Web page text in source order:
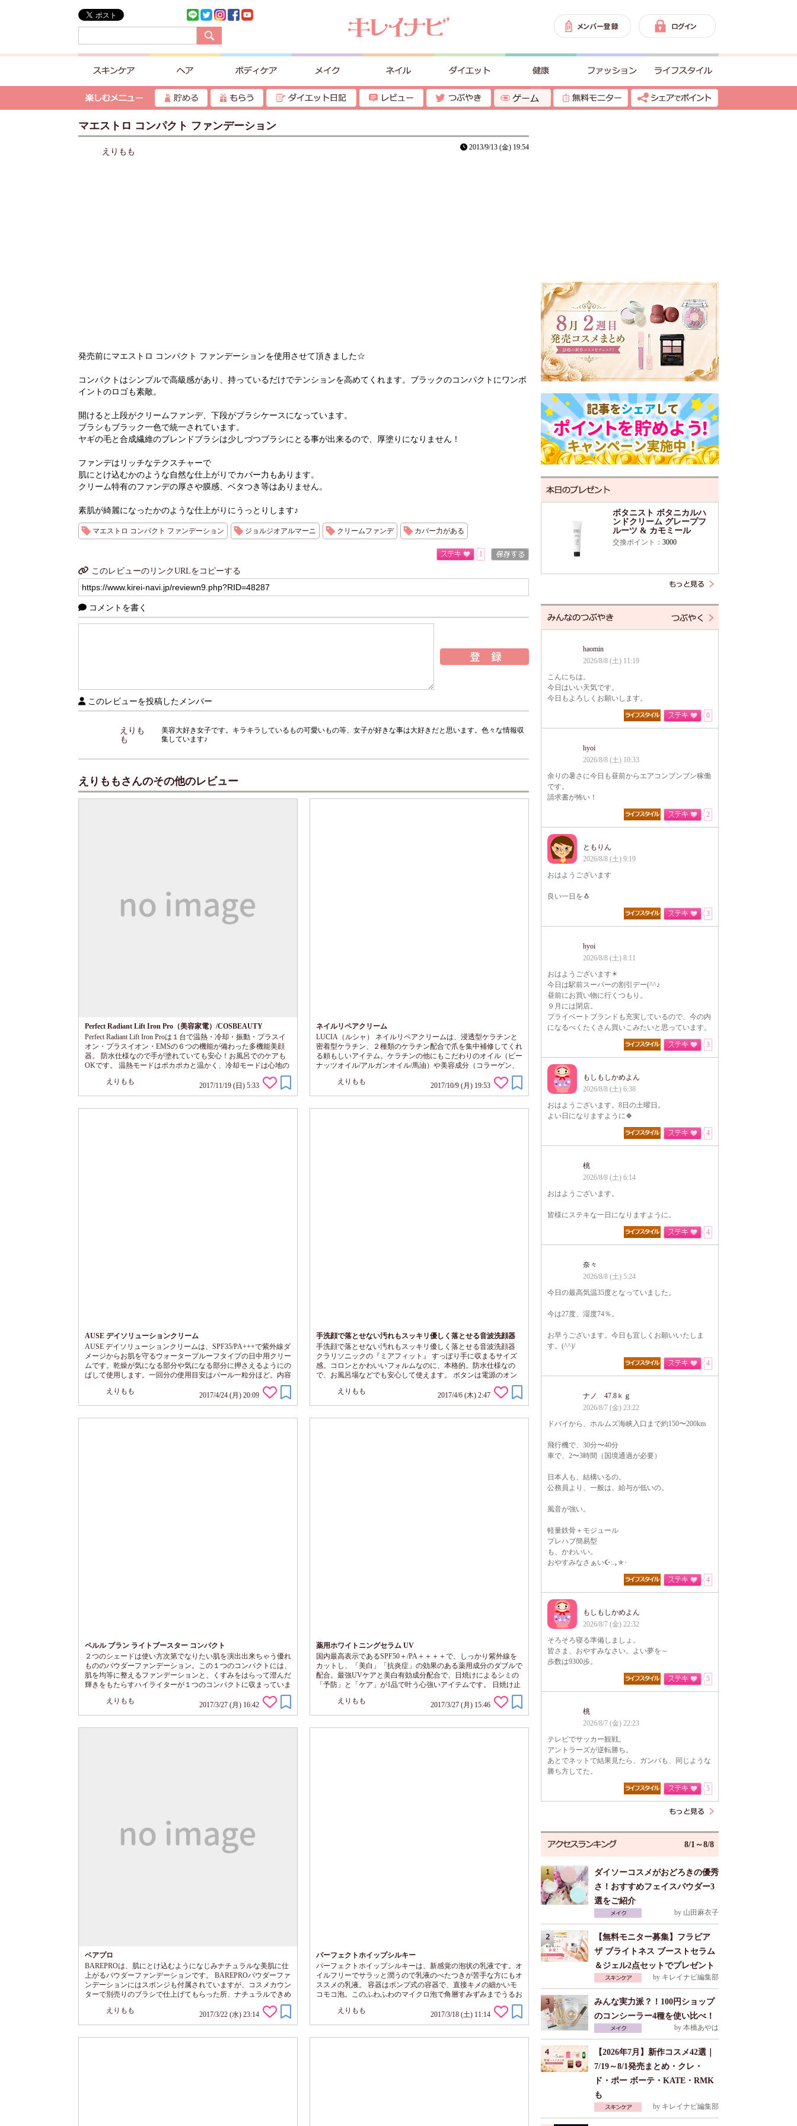
マエストロ コンパクト ファンデーション
えりもも 2013/9/13 (金) 19:54
発売前にマエストロ コンパクト ファンデーションを使用させて頂きました☆
コンパクトはシンプルで高級感があり、持っているだけでテンションを高めてくれます。ブラックのコンパクトにワンポ
イントのロゴも素敵。
開けると上段がクリームファンデ、下段がブラシケースになっています。
ブラシもブラック一色で統一されています。
ヤギの毛と合成繊維のブレンドブラシは少しづつブラシにとる事が出来るので、厚塗りになりません！
ファンデはリッチなテクスチャーで
肌にとけ込むかのような自然な仕上がりでカバー力もあります。
クリーム特有のファンデの厚さや膜感、ベタつき等はありません。
素肌が綺麗になったかのような仕上がりにうっとりします♪
マエストロ コンパクト ファンデーション ジョルジオアルマーニ クリームファンデ カバー力がある
1
このレビューのリンクURLをコピーする
コメントを書く
このレビューを投稿したメンバー
えりも
も
美容大好き女子です。キラキラしているもの可愛いもの等、女子が好きな事は大好きだと思います。色々な情報収
集しています♪
えりももさんのその他のレビュー
Perfect Radiant Lift Iron Pro（美容家電）/COSBEAUTY
Perfect Radiant Lift Iron Proは１台で温熱・冷却・振動・プラスイ
オン・プラスイオン・EMSの６つの機能が備わった多機能美顔
器。 防水仕様なので手が塗れていても安心！お風呂でのケアも
OKです。 温熱モードはポカポカと温かく、冷却モードは心地の
いいヒンヤリ感。 振動やEMSは肌に心地のいい刺激を与え、イ
オン導出入の効果により普段の洗顔では落としきれない汚れを除
去したり美容成分の浸透をサポートしてくれます。 エステより
えりもも 2017/11/19 (日) 5:33
ネイルリペアクリーム
LUCIA（ルシャ） ネイルリペアクリームは、浸透型ケラチンと
密着型ケラチン、２種類のケラチン配合で爪を集中補修してくれ
る頼もしいアイテム。ケラチンの他にもこだわりのオイル（ピー
ナッツオイル/アルガンオイル/馬油）や美容成分（コラーゲン、
レチノール）も配合されています。 現在、ジェルネイルをして
いる私は、爪の根元と爪の裏側に塗ってケアしています。何も付
いていない爪であれば、爪や甘皮部分に塗り伸ばしてケアしま
えりもも 2017/10/9 (月) 19:53
AUSE デイソリューションクリーム
AUSE デイソリューションクリームは、SPF35/PA+++で紫外線ダ
メージからお肌を守るウォータープルーフタイプの日中用クリー
ムです。乾燥が気になる部分や気になる部分に押さえるようにの
ばして使用します。一回分の使用目安はパール一粒分ほど。内容
量40gで約80回分の容量だそうです。 商品名はクリームとなって
いますが、テクスチャー的にはリキッドに近いです。サラッとし
ていてお肌に馴染みやすいですよ。色は肌色でファンデーション
えりもも 2017/4/24 (月) 20:09
手洗顔で落とせない汚れもスッキリ優しく落とせる音波洗顔器
『ミアフィット』
手洗顔で落とせない汚れもスッキリ優しく落とせる音波洗顔器
クラリソニックの『ミアフィット』 すっぽり手に収まるサイズ
感。コロンとかわいいフォルムなのに、本格的。防水仕様なの
で、お風呂場などでも安心して使えます。 ボタンは電源のオン
オフのボタンとモード選択ボタンの２つのみだから操作も楽ち
ん。機械音痴の私でもすぐ使いこなせる簡単仕様。選べるモード
は２つ（デリケートモード・パワークレンジングモード）あり、
えりもも 2017/4/6 (木) 2:47
ペルル ブラン ライトブースター コンパクト
２つのシェードは使い方次第でなりたい肌を演出出来ちゃう優れ
もののパウダーファンデーション。この１つのコンパクトには、
肌を均等に整えるファンデーションと、くすみをはらって澄んだ
輝きをもたらすハイライターが１つのコンパクトに収まっていま
す。 このパウダーファンデーションの魅力はそれだけではあり
ません。気温や湿度の変化による毛穴の開きやメイクの皮脂汚れ
を防ぐ画期的な新技術を採用しているので、どんな天候にも揺る
えりもも 2017/3/27 (月) 16:42
薬用ホワイトニングセラム UV
国内最高表示であるSPF50＋/PA＋＋＋＋で、しっかり紫外線を
カットし、「美白」「抗炎症」の効果のある薬用成分のダブルで
配合。最強UVケアと美白有効成分配合で、日焼けによるシミの
「予防」と「ケア」が1品で叶う心強いアイテムです。 日焼け止
めというと、効果が高くなればなるほど、お肌への負担があるイ
メージでしたが、ノンケミカル処方でお肌に優しく、乾燥肌や敏
感肌でも使えます。日焼け止めにありがちな白浮きとは無縁の美
えりもも 2017/3/27 (月) 15:46
ベアプロ
BAREPROは、肌にとけ込むようになじみナチュラルな美肌に仕
上がるパウダーファンデーションです。 BAREPROパウダーファ
ンデーションにはスポンジも付属されていますが、コスメカウン
ターで別売りのブラシで仕上げてもらった所、ナチュラルできめ
細やかなお肌に仕上がりにテンション上がりました。なので、
BAREPROを使うときはスポンジは使わずブラシ一筋です。 パウ
ダーファンデーションなのですが粉感が全くなく、重ねても厚塗
えりもも 2017/3/22 (水) 23:14
パーフェクトホイップシルキー
パーフェクトホイップシルキーは、新感覚の泡状の乳液です。オ
イルフリーでサラッと潤うので乳液のべたつきが苦手な方にもオ
ススメの乳液。 容器はポンプ式の容器で、直接キメの細かいモ
コモコ泡。このふわふわのマイクロ泡で角層すみずみまでうるお
いが浸透します。 １回分の使用量は１プッシュほど。コスパも
◎。足して使ってもべたつきは気にならなかったので、物足りな
い方は重ねて使ってもいいかもしれません。 お肌になじませた
えりもも 2017/3/18 (土) 11:14
ボタニスト ボタニカルハ
ンドクリーム グレープフ
ルーツ & カモミール
交換ポイント： 3000
haomin
2026/8/8 (土) 11:19
こんにちは。
今日はいい天気です。
今日もよろしくお願いします。
0
hyoi
2026/8/8 (土) 10:33
余りの暑さに今日も昼前からエアコンブンブン稼働
です。
請求書が怖い！
2
ともりん
2026/8/8 (土) 9:19
おはようございます
良い一日を🐧
3
hyoi
2026/8/8 (土) 8:11
おはようございます☀
今日は駅前スーパーの割引デー(^^♪
昼前にお買い物に行くつもり。
９月には閉店。
プライベートブランドも充実しているので、今の内
になるべくたくさん買いこみたいと思っています。
3
もしもしかめよん
2026/8/8 (土) 6:38
おはようございます。8日の土曜日。
よい日になりますように🍀
4
桃
2026/8/8 (土) 6:14
おはようございます。
皆様にステキな一日になりますように。
4
奈々
2026/8/8 (土) 5:24
今日の最高気温35度となっていました。
今は27度、湿度74％。
お早うございます。今日も宜しくお願いいたしま
す。(^^)/
4
ナノ 47.8ｋｇ
2026/8/7 (金) 23:22
ドバイから、ホルムズ海峡入口まで約150〜200km
飛行機で、30分〜40分
車で、2〜3時間（国境通過が必要）
日本人も、結構いるの。
公務員より、一般は、給与が低いの。
風音が強い。
軽量鉄骨＋モジュール
プレハブ簡易型
も、かわいい。
おやすみなさぁい☪:.｡✯･
4
もしもしかめよん
2026/8/7 (金) 22:32
そろそろ寝る準備しましょ。
皆さま、おやすみなさい。よい夢を～
歩数は9300歩。
5
桃
2026/8/7 (金) 22:23
テレビでサッカー観戦。
アントラーズが逆転勝ち。
あとでネットで結果見たら、ガンバも、同じような
勝ち方してた。
5
8/1～8/8
ダイソーコスメがおどろきの優秀
さ！おすすめフェイスパウダー3
選をご紹介
by 山田麻衣子
【無料モニター募集】フラビア
ザ ブライトネス ブーストセラム
＆ジェル2点セットでプレゼント
by キレイナビ編集部
みんな実力派？！100円ショップ
のコンシーラー4種を使い比べ！
by 本橋あやは
【2026年7月】新作コスメ42選｜
7/19～8/1発売まとめ・クレ・
ド・ポー ボーテ・KATE・RMK
も
by キレイナビ編集部